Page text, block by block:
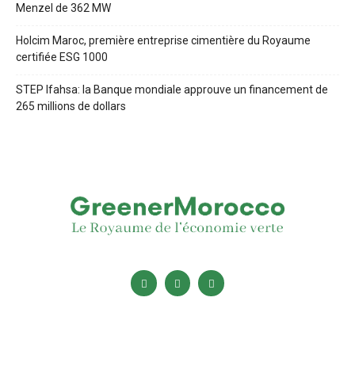
Menzel de 362 MW
Holcim Maroc, première entreprise cimentière du Royaume
certifiée ESG 1000
STEP Ifahsa: la Banque mondiale approuve un financement de
265 millions de dollars